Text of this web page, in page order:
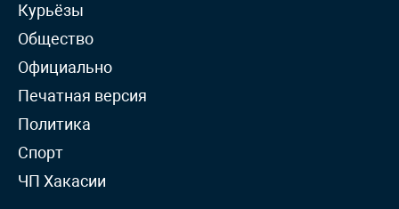
Курьёзы
Общество
Официально
Печатная версия
Политика
Спорт
ЧП Хакасии